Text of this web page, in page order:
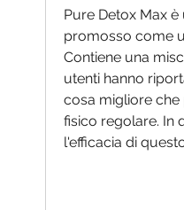
Pure Detox Max
promosso come
Contiene una
utenti hanno
cosa migliore che
fisico regolare. In
l'efficacia di